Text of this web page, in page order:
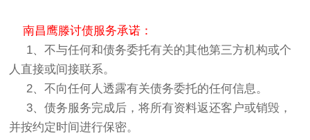
南昌鹰滕讨债服务承诺：
1、不与任何和债务委托有关的其他第三方机构或个
人直接或间接联系。
2、不向任何人透露有关债务委托的任何信息。
3、债务服务完成后，将所有资料返还客户或销毁，
并按约定时间进行保密。